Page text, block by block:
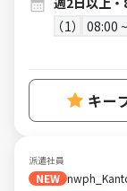
1
08:00
キー
派遣社員
NEW